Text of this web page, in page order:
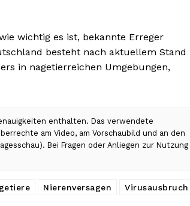
wichtig es ist, bekannte Erreger
besteht nach aktuellem Stand
in nagetierreichen Umgebungen,
enthalten. Das verwendete
am Video, am Vorschaubild und an den
Bei Fragen oder Anliegen zur Nutzung
Nierenversagen Virusausbruch